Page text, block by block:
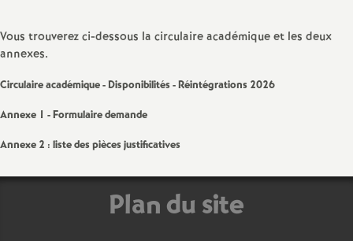
l
a
s
Vous trouverez ci-dessous la circulaire académique et les deux
annexes.
Circulaire académique - Disponibilités - Réintégrations 2026
Annexe 1 - Formulaire demande
Annexe 2 : liste des pièces justificatives
Plan du site